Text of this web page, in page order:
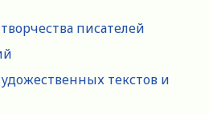
писателей
текстов и